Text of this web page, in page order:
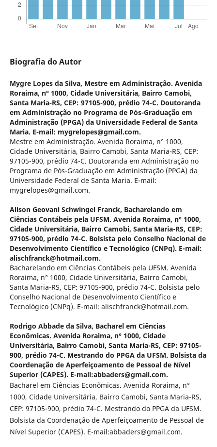
Biografia do Autor
Mygre Lopes da Silva, Mestre em Administração. Avenida
Roraima, n° 1000, Cidade Universitária, Bairro Camobi,
Santa Maria-RS, CEP: 97105-900, prédio 74-C. Doutoranda
em Administração no Programa de Pós-Graduação em
Administração (PPGA) da Universidade Federal de Santa
Maria. E-mail: mygrelopes@gmail.com.
Mestre em Administração. Avenida Roraima, n° 1000,
Cidade Universitária, Bairro Camobi, Santa Maria-RS, CEP:
97105-900, prédio 74-C. Doutoranda em Administração no
Programa de Pós-Graduação em Administração (PPGA) da
Universidade Federal de Santa Maria. E-mail:
mygrelopes@gmail.com.
Alison Geovani Schwingel Franck, Bacharelando em
Ciências Contábeis pela UFSM. Avenida Roraima, n° 1000,
Cidade Universitária, Bairro Camobi, Santa Maria-RS, CEP:
97105-900, prédio 74-C. Bolsista pelo Conselho Nacional de
Desenvolvimento Científico e Tecnológico (CNPq). E-mail:
alischfranck@hotmail.com.
Bacharelando em Ciências Contábeis pela UFSM. Avenida
Roraima, n° 1000, Cidade Universitária, Bairro Camobi,
Santa Maria-RS, CEP: 97105-900, prédio 74-C. Bolsista pelo
Conselho Nacional de Desenvolvimento Científico e
Tecnológico (CNPq). E-mail: alischfranck@hotmail.com.
Rodrigo Abbade da Silva, Bacharel em Ciências
Econômicas. Avenida Roraima, n° 1000, Cidade
Universitária, Bairro Camobi, Santa Maria-RS, CEP: 97105-
900, prédio 74-C. Mestrando do PPGA da UFSM. Bolsista da
Coordenação de Aperfeiçoamento de Pessoal de Nível
Superior (CAPES). E-mail:abbaders@gmail.com.
Bacharel em Ciências Econômicas. Avenida Roraima, n°
1000, Cidade Universitária, Bairro Camobi, Santa Maria-RS,
CEP: 97105-900, prédio 74-C. Mestrando do PPGA da UFSM.
Bolsista da Coordenação de Aperfeiçoamento de Pessoal de
Nível Superior (CAPES). E-mail:abbaders@gmail.com.